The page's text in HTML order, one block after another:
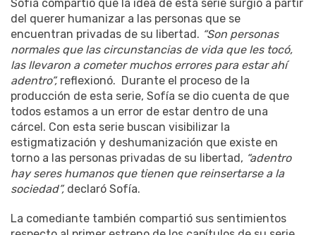
Sofía compartió que la idea de esta serie surgió a partir
del querer humanizar a las personas que se
encuentran privadas de su libertad. “Son personas
normales que las circunstancias de vida que les tocó,
las llevaron a cometer muchos errores para estar ahí
adentro”, reflexionó. Durante el proceso de la
producción de esta serie, Sofía se dio cuenta de que
todos estamos a un error de estar dentro de una
cárcel. Con esta serie buscan visibilizar la
estigmatización y deshumanización que existe en
torno a las personas privadas de su libertad, “adentro
hay seres humanos que tienen que reinsertarse a la
sociedad”, declaró Sofía.
La comediante también compartió sus sentimientos